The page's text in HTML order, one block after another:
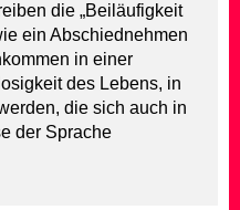
die „Beiläufigkeit
ein Abschiednehmen
in einer
des Lebens, in
die sich auch in
der Sprache